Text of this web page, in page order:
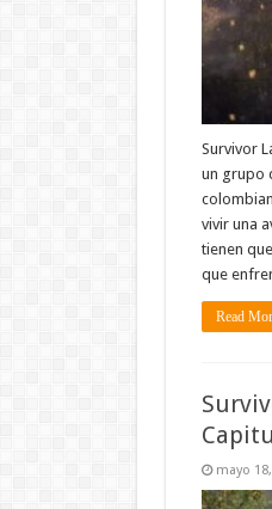
Survivor
un grupo
vivir una
tienen
que
Read
mayo